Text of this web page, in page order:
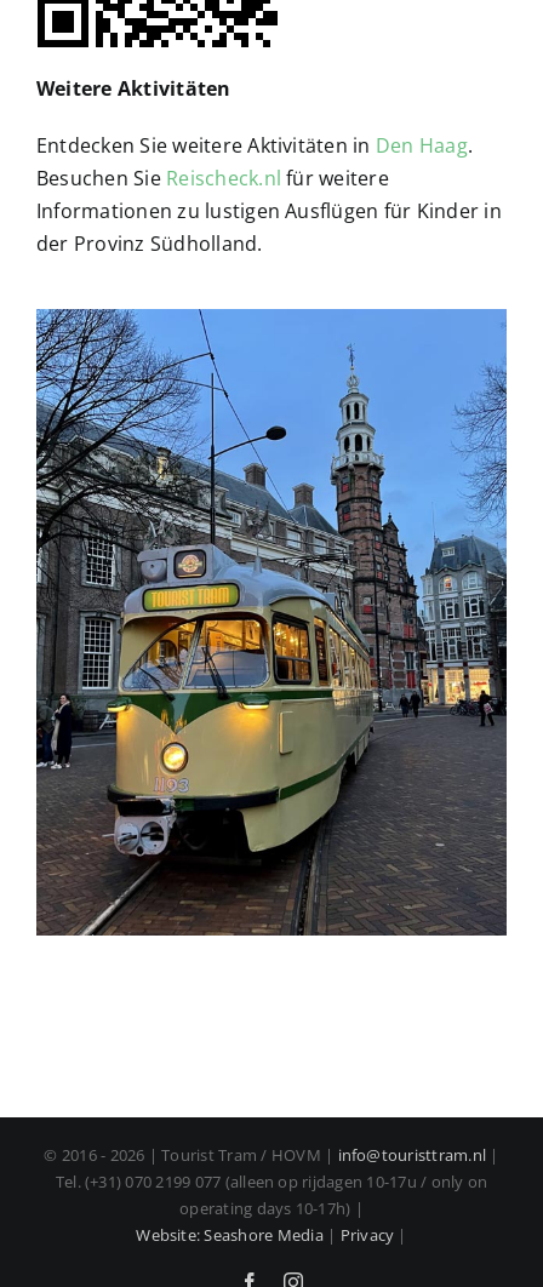
Weitere Aktivitäten
Entdecken Sie weitere Aktivitäten in Den Haag.
Besuchen Sie Reischeck.nl für weitere
Informationen zu lustigen Ausflügen für Kinder in
der Provinz Südholland.
© 2016 - 2026 | Tourist Tram / HOVM | info@touristtram.nl |
Tel. (+31) 070 2199 077 (alleen op rijdagen 10-17u / only on
operating days 10-17h) |
Website: Seashore Media| Privacy |
FacebookInstagram